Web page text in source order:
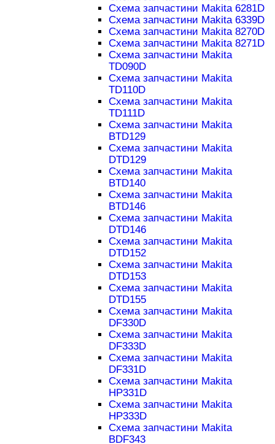
Схема запчастини Makita 6281D
Схема запчастини Makita 6339D
Схема запчастини Makita 8270D
Схема запчастини Makita 8271D
Схема запчастини Makita
TD090D
Схема запчастини Makita
TD110D
Схема запчастини Makita
TD111D
Схема запчастини Makita
BTD129
Схема запчастини Makita
DTD129
Схема запчастини Makita
BTD140
Схема запчастини Makita
BTD146
Схема запчастини Makita
DTD146
Схема запчастини Makita
DTD152
Схема запчастини Makita
DTD153
Схема запчастини Makita
DTD155
Схема запчастини Makita
DF330D
Схема запчастини Makita
DF333D
Схема запчастини Makita
DF331D
Схема запчастини Makita
HP331D
Схема запчастини Makita
HP333D
Схема запчастини Makita
BDF343